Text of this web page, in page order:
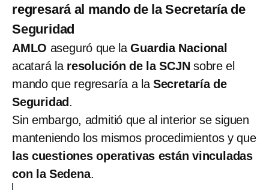
regresará al mando de la Secretaría de
Seguridad
AMLO aseguró que laGuardia Nacional
acatará la resolución de la SCJN sobre el
mando que regresaría a laSecretaría de
Seguridad.
Sin embargo, admitió que al interior se siguen
manteniendo los mismos procedimientos y que
las cuestiones operativas están vinculadas
con la Sedena.